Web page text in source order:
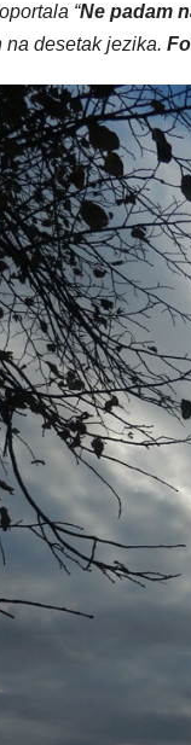
“Ne padam
na desetak jezika.